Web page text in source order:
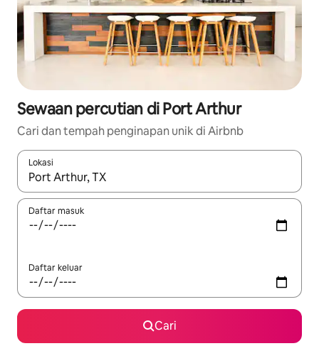
Sewaan percutian di Port Arthur
Cari dan tempah penginapan unik di Airbnb
Lokasi
Apabila hasil tersedia, navigasi dengan kekunci anak panah
Daftar masuk
Daftar keluar
Cari